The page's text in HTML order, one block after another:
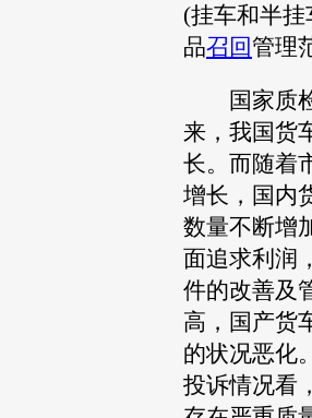
(挂车和半
品召回管理
国家质检
来，我国货
长。而随着
增长，国内
数量不断增
面追求利润
件的改善及
高，国产货
的状况恶化
投诉情况看